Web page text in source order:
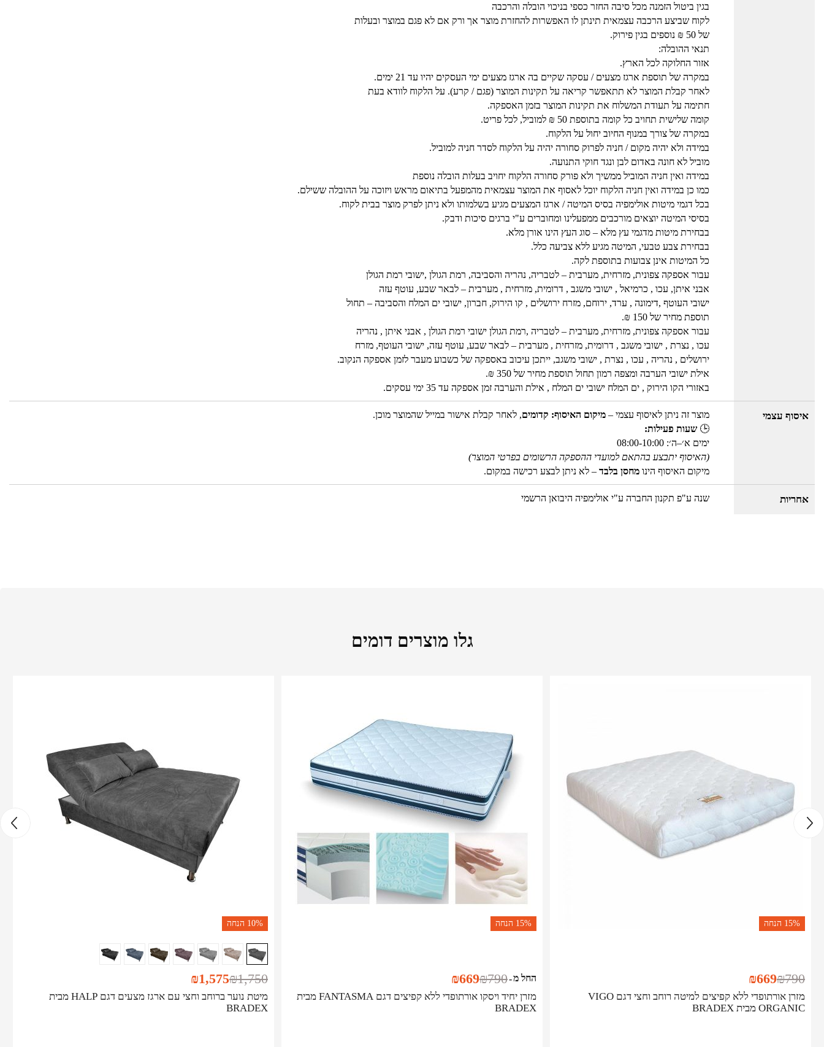
בגין ביטול הזמנה מכל סיבה החזר כספי בניכוי הובלה והרכבה
לקוח שביצע הרכבה עצמאית תינתן לו האפשרות להחזרת מוצר אך ורק אם לא פגם במוצר ובעלות
של 50 ₪ נוספים בגין פירוק.
תנאי ההובלה:
אזור החלוקה לכל הארץ.
במקרה של תוספת ארגז מצעים / עסקה שקיים בה ארגז מצעים ימי העסקים יהיו עד 21 ימים.
לאחר קבלת המוצר לא תתאפשר קריאה על תקינות המוצר (פגם / קרע). על הלקוח לוודא בעת
חתימה על תעודת המשלוח את תקינות המוצר בזמן האספקה.
קומה שלישית תחויב כל קומה בתוספת 50 ₪ למוביל, לכל פריט.
במקרה של צורך במנוף החיוב יחול על הלקוח.
במידה ולא יהיה מקום / חניה לפרוק סחורה יהיה על הלקוח לסדר חניה למוביל.
מוביל לא חונה באדום לבן ונגד חוקי התנועה.
במידה ואין חניה המוביל ממשיך ולא פורק סחורה הלקוח יחויב בעלות הובלה נוספת
כמו כן במידה ואין חניה הלקוח יוכל לאסוף את המוצר עצמאית מהמפעל בתיאום מראש ויזוכה על ההובלה ששילם.
בכל דגמי מיטות אולימפיה בסיס המיטה / ארגז המצעים מגיע בשלמותו ולא ניתן לפרק מוצר בבית לקוח.
בסיסי המיטה יוצאים מורכבים ממפעלינו ומחוברים ע"י ברגים סיכות ודבק.
בבחירת מיטות מדגמי עץ מלא – סוג העץ הינו אורן מלא.
בבחירת צבע טבעי, המיטה מגיע ללא צביעה כלל.
כל המיטות אינן צבועות בתוספת לקה.
עבור אספקה צפונית, מזרחית, מערבית – לטבריה, נהריה והסביבה, רמת הגולן ,ישובי רמת הגולן
אבני איתן, עכו , כרמיאל , ישובי משגב , דרומית, מזרחית , מערבית – לבאר שבע, עוטף עזה
ישובי העוטף ,דימונה , ערד, ירוחם, מזרח ירושלים , קו הירוק, חברון, ישובי ים המלח והסביבה – תחול
תוספת מחיר של 150 ₪.
עבור אספקה צפונית, מזרחית, מערבית – לטבריה ,רמת הגולן ישובי רמת הגולן , אבני איתן , נהריה
עכו , נצרת , ישובי משגב , דרומית, מזרחית , מערבית – לבאר שבע, עוטף עזה, ישובי העוטף, מזרח
ירושלים , נהריה , עכו , נצרת , ישובי משגב, ייתכן עיכוב באספקה של כשבוע מעבר לזמן אספקה הנקוב.
אילת ישובי הערבה ומצפה רמון תחול תוספת מחיר של 350 ₪.
באזורי הקו הירוק , ים המלח ישובי ים המלח , אילת והערבה זמן אספקה עד 35 ימי עסקים.
איסוף עצמי מוצר זה ניתן לאיסוף עצמי – מיקום האיסוף: קדומים, לאחר קבלת אישור במייל שהמוצר מוכן.
🕒 שעות פעילות:
ימים א׳–ה׳: 08:00-10:00
(האיסוף יתבצע בהתאם למועדי ההספקה הרשומים בפרטי המוצר)
מיקום האיסוף הינו מחסן בלבד – לא ניתן לבצע רכישה במקום.
אחריות שנה ע"פ תקנון החברה ע"י אולימפיה היבואן הרשמי
גלו מוצרים דומים
15% הנחה
מזרן אורתופדי ללא קפיצים למיטה רוחב וחצי דגם VIGO
ORGANIC מבית BRADEX
₪790
₪669
15% הנחה
מזרן יחיד ויסקו אורתופדי ללא קפיצים דגם FANTASMA מבית
BRADEX
החל מ-
₪790
₪669
10% הנחה
מיטת נוער ברוחב וחצי עם ארגז מצעים דגם HALP מבית
BRADEX
₪1,750
₪1,575